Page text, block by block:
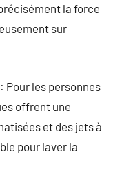
la force
sur
Pour les personnes
offrent une
et des jets à
pour laver la